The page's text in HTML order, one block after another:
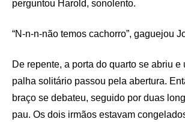
perguntou Harold, sonolento.
“N-n-n-não temos cachorro”, gaguejou
De repente, a porta do quarto se abriu e
palha solitário passou pela abertura.
braço se debateu, seguido por duas
pau. Os dois irmãos estavam